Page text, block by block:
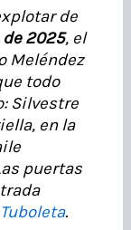
de
2025, el
Meléndez
todo
Silvestre
en la
puertas
Tuboleta.